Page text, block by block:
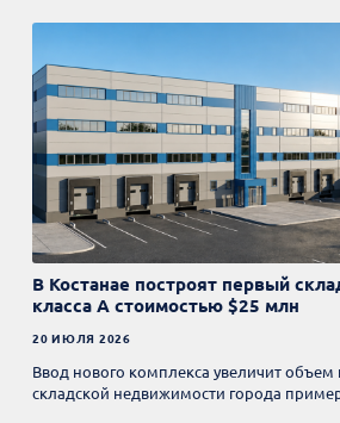
В Костанае построят первый
класса А стоимостью $25 млн
20 ИЮЛЯ 2026
Ввод нового комплекса увеличит объем
складской недвижимости города